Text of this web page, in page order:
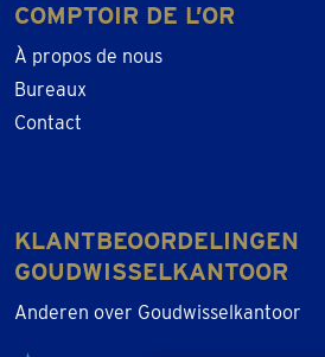
COMPTOIR DE L’OR
À propos de nous
Bureaux
Contact
KLANTBEOORDELINGEN
GOUDWISSELKANTOOR
Anderen over Goudwisselkantoor